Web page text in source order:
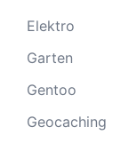
Elektro
Garten
Gentoo
Geocaching